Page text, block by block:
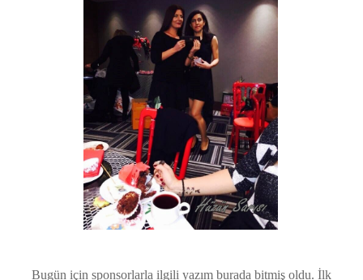
Bugün için sponsorlarla ilgili yazım burada bitmiş oldu. İlk